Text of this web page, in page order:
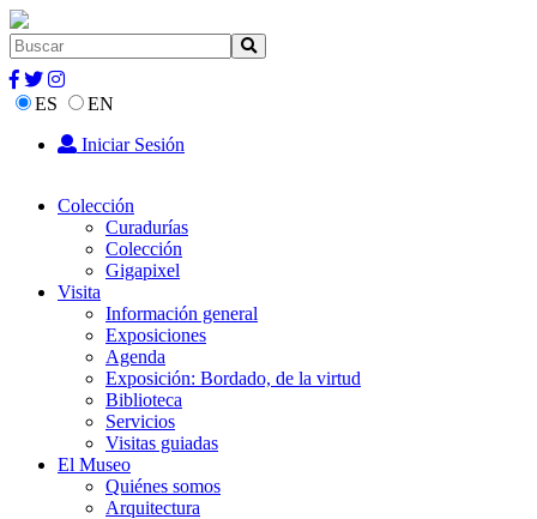
ES
EN
Iniciar Sesión
Colección
Curadurías
Colección
Gigapixel
Visita
Información general
Exposiciones
Agenda
Exposición: Bordado, de la virtud
Biblioteca
Servicios
Visitas guiadas
El Museo
Quiénes somos
Arquitectura